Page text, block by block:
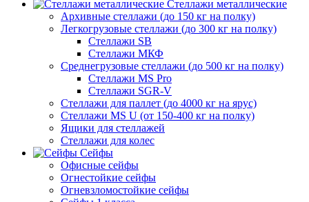
Стеллажи металлические
Архивные стеллажи (до 150 кг на полку)
Легкогрузовые стеллажи (до 300 кг на полку)
Стеллажи SB
Стеллажи МКФ
Среднегрузовые стеллажи (до 500 кг на полку)
Стеллажи MS Pro
Стеллажи SGR-V
Стеллажи для паллет (до 4000 кг на ярус)
Стеллажи MS U (от 150-400 кг на полку)
Ящики для стеллажей
Стеллажи для колес
Сейфы
Офисные сейфы
Огнестойкие сейфы
Огневзломостойкие сейфы